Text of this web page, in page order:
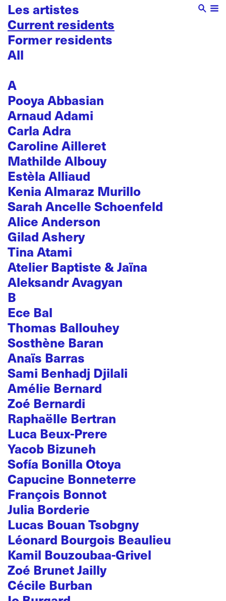
Les artistes
Current residents
Former residents
All
A
Pooya Abbasian
Arnaud Adami
Carla Adra
Caroline Ailleret
Mathilde Albouy
Estèla Alliaud
Kenia Almaraz Murillo
Sarah Ancelle Schoenfeld
Alice Anderson
Gilad Ashery
Tina Atami
Atelier Baptiste & Jaïna
Aleksandr Avagyan
B
Ece Bal
Thomas Ballouhey
Sosthène Baran
Anaïs Barras
Sami Benhadj Djilali
Amélie Bernard
Zoé Bernardi
Raphaëlle Bertran
Luca Beux-Prere
Yacob Bizuneh
Sofía Bonilla Otoya
Capucine Bonneterre
François Bonnot
Julia Borderie
Lucas Bouan Tsobgny
Léonard Bourgois Beaulieu
Kamil Bouzoubaa-Grivel
Zoé Brunet Jailly
Cécile Burban